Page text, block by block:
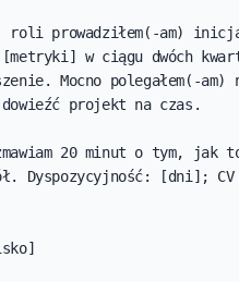
roli prowadziłem(-am)
[metryki] w ciągu dwóch
Mocno polegałem(-
projekt na czas.
20 minut o tym, jak
Dyspozycyjność: [dni]; CV